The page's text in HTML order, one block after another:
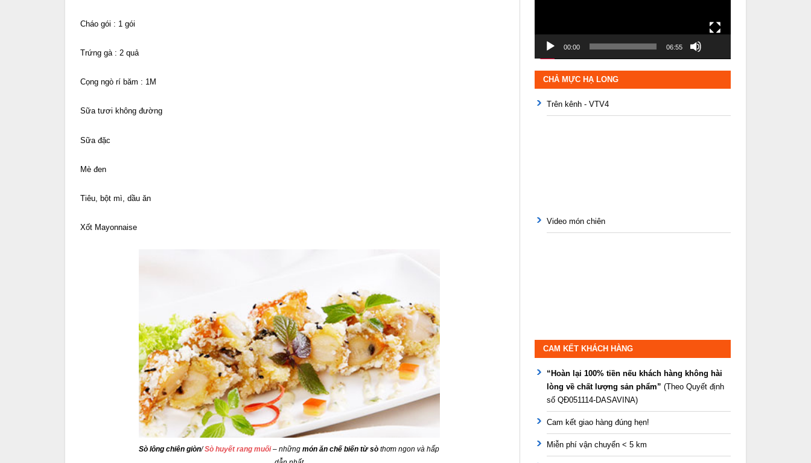
Cháo gói : 1 gói
Trứng gà : 2 quả
Cọng ngò rí băm : 1M
Sữa tươi không đường
Sữa đặc
Mè đen
Tiêu, bột mì, dầu ăn
Xốt Mayonnaise
Sò lông chiên giòn/Sò huyết rang muối – những món ăn chế biến từ sò thơm ngon và hấp
00:00 06:55
CHẢ MỰC HẠ LONG
Trên kênh - VTV4
Video món chiên
CAM KẾT KHÁCH HÀNG
“Hoàn lại 100% tiền nếu khách hàng không hài
lòng về chất lượng sản phẩm” (Theo Quyết định
số QĐ051114-DASAVINA)
Cam kết giao hàng đúng hẹn!
Miễn phí vận chuyển < 5 km